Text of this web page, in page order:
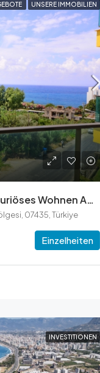
UNSERE IMMOBILIEN
Entdecken Sie Kargicak: Luxuriöses Wohnen Am Meer
07435, Türkiye
Einzelheiten
INVESTITIONEN